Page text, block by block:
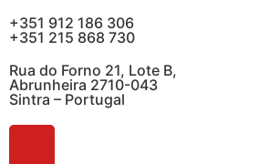
+351 912 186 306
+351 215 868 730
Rua do Forno 21, Lote B,
Abrunheira 2710-043
Sintra – Portugal